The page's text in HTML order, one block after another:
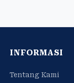
INFORMASI
Tentang Kami